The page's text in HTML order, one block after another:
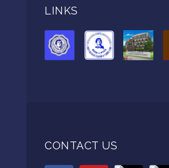
LINKS
CONTACT US